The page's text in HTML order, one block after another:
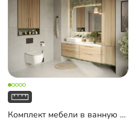
Комплект мебели в ванную комнату Тосса-4